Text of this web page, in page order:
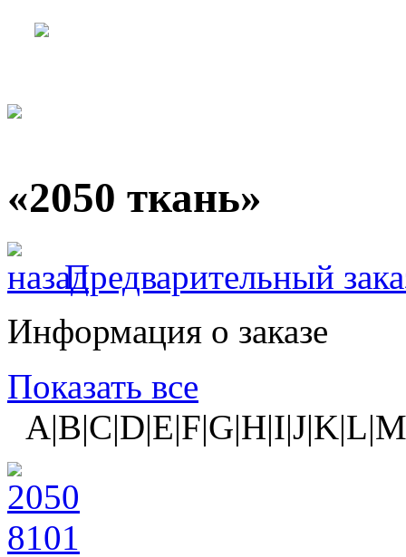
«2050 ткань»
Предварительный
Информация о заказе
Показать все